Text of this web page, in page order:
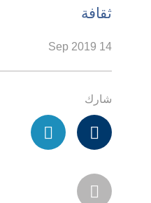
ثقافة
14 Sep 2019
شارك